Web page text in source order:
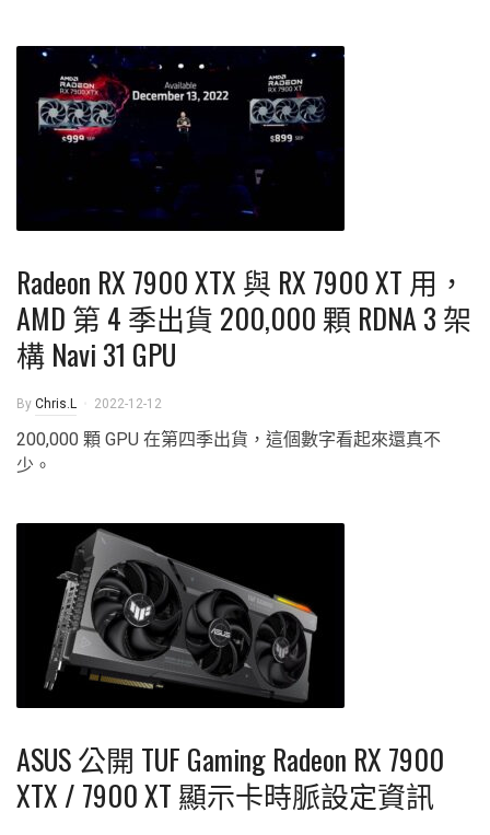
Radeon RX 7900 XTX 與 RX 7900 XT 用，
AMD 第 4 季出貨 200,000 顆 RDNA 3 架
構 Navi 31 GPU
By Chris.L 2022-12-12
200,000 顆 GPU 在第四季出貨，這個數字看起來還真不
少。
ASUS 公開 TUF Gaming Radeon RX 7900
XTX / 7900 XT 顯示卡時脈設定資訊